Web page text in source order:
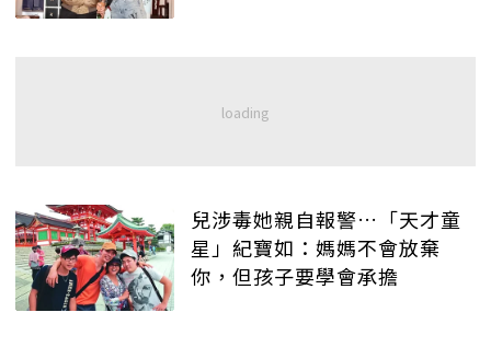
兒涉毒她親自報警…「天才童
星」紀寶如：媽媽不會放棄
你，但孩子要學會承擔